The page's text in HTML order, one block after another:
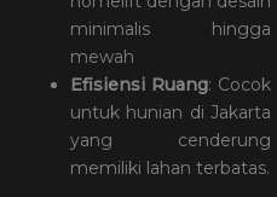
minimalis hingga
mewah
Efisiensi Ruang: Cocok
untuk hunian di Jakarta
yang cenderung
memiliki lahan terbatas.